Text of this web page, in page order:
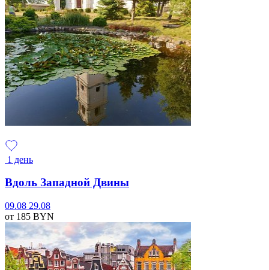
1 день
Вдоль Западной Двины
09.08 29.08
от 185 BYN